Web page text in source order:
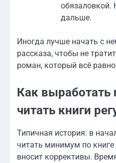
обязаловкой.
дальше.
Иногда лучше начать с
рассказа, чтобы не
роман, который всё
Как выработать
читать книги
Типичная история: в
читать минимум по
вносит коррективы.